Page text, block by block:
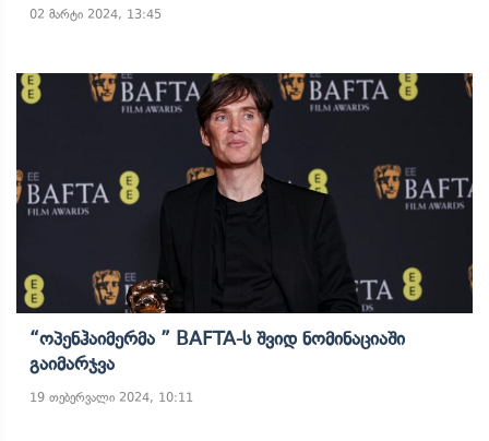
02 მარტი 2024, 13:45
“ოპენჰაიმერმა ” BAFTA-Ს Შვიდ Ნომინაციაში
Გაიმარჯვა
19 თებერვალი 2024, 10:11